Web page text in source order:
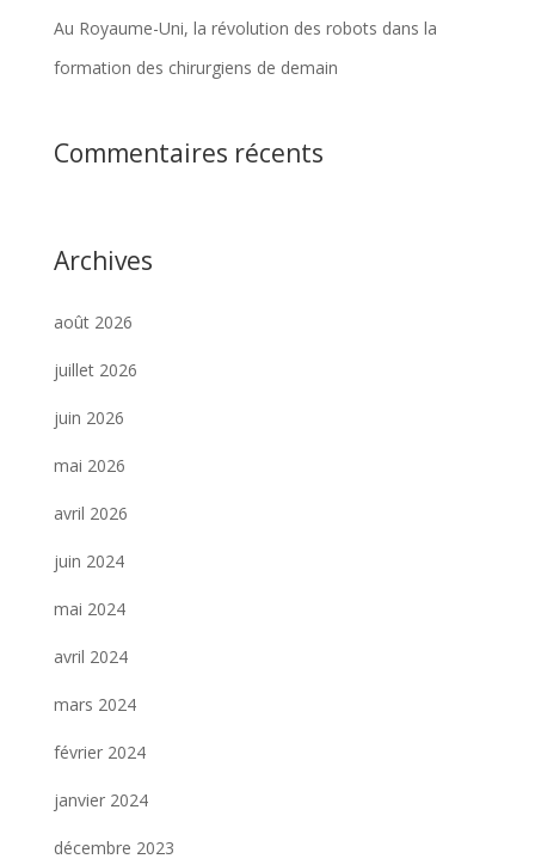
Au Royaume-Uni, la révolution des robots dans la
formation des chirurgiens de demain
Commentaires récents
Archives
août 2026
juillet 2026
juin 2026
mai 2026
avril 2026
juin 2024
mai 2024
avril 2024
mars 2024
février 2024
janvier 2024
décembre 2023